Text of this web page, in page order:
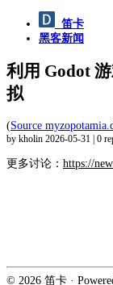
笛卡
黑客新闻
利用 Godot
拟
(Source
by kholin 2026-05-31 0
更多讨论： https://
© 2026 笛卡 ·